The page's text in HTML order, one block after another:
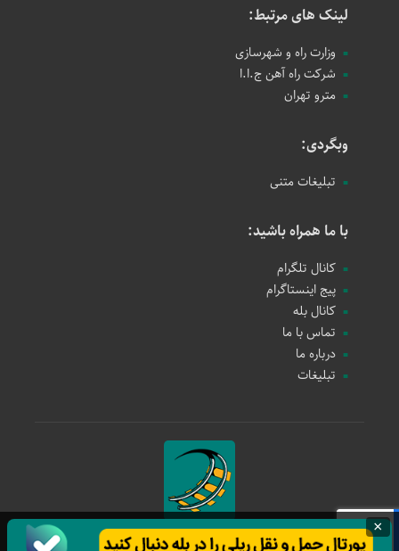
لینک های مرتبط:
وزارت راه و شهرسازی
شرکت راه آهن ج.ا.ا
مترو تهران
وبگردی:
تبلیغات متنی
با ما همراه باشید:
کانال تلگرام
پیج اینستاگرام
کانال بله
تماس با ما
درباره ما
تبلیغات
حمل و نقل ریلی
×